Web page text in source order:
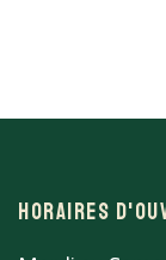
Horaires